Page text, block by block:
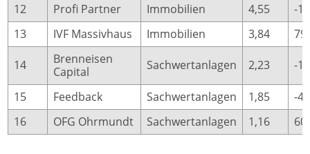
12 Profi Partner Immobilien 4,55
-
13
IVF Massivhaus Immobilien 3,84
14
Brenneisen
Capital
Sachwertanlagen 2,23 -
15 Feedback Sachwertanlagen 1,85
-
16
OFG Ohrmundt Sachwertanlagen 1,16